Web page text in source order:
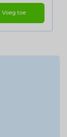
Voeg toe